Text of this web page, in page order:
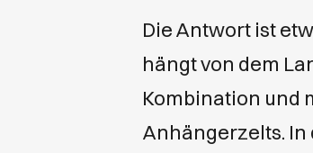
Die Antwort ist
hängt von dem
Kombination und
Anhängerzelts. In